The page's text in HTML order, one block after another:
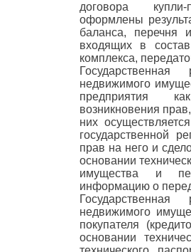
договора
оформлены
баланса, перечня
входящих в
комплекса,
недвижимого
предприятия
возникновения
них
государственной
прав на него и
основании
имущества и
информацию о
недвижимого
покупателя
основании